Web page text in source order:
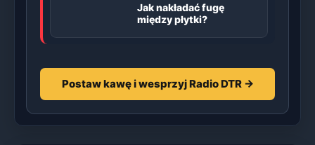
Jak nakładać fugę
między płytki?
Postaw kawę i wesprzyj Radio DTR →